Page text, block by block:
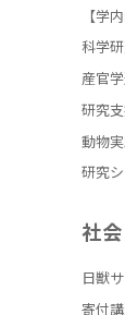
【学
科学
産官
研究
動物
研究
社
日獣
寄付